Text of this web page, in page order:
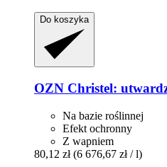
Do koszyka
OZN Christel:
Na bazie roślinnej
Efekt ochronny
Z wapniem
80,12 zł (6 676,67 zł / l)